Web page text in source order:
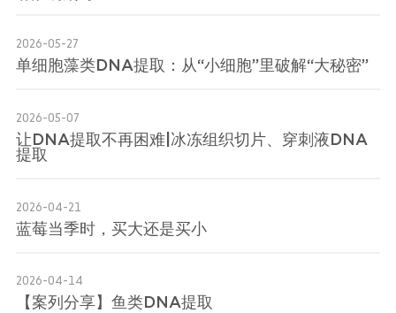
2026-05-27
单细胞藻类DNA提取：从“小细胞”里破解“大秘密”
2026-05-07
让DNA提取不再困难|冰冻组织切片、穿刺液DNA
提取
2026-04-21
蓝莓当季时，买大还是买小
2026-04-14
【案列分享】鱼类DNA提取